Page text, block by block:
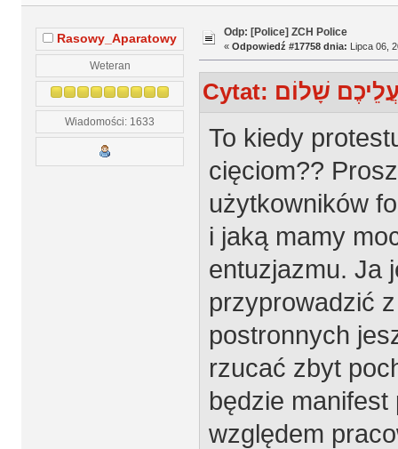
Rasowy_Aparatowy
Weteran
Wiadomości: 1633
Odp: [Police] ZCH Police
« Odpowiedź #17758 dnia: Lipca 06,
To kiedy
cięciom??
użytkowników
i jaką mamy
entuzjazmu. Ja
przyprowadzić
postronnych
rzucać zbyt
będzie
względem